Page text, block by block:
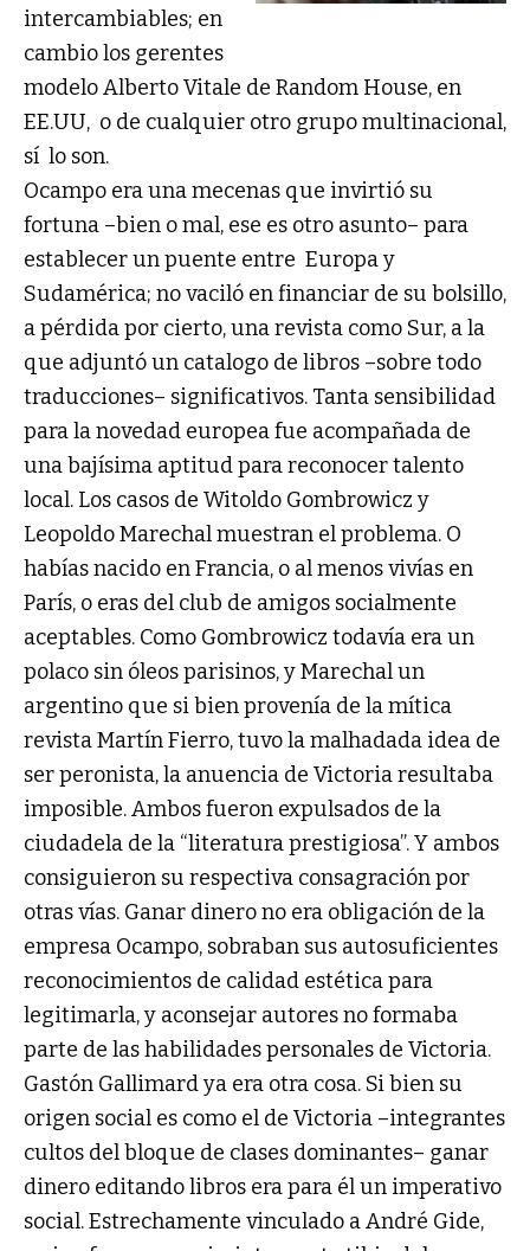
intercambiables; en
cambio los gerentes
modelo Alberto Vitale de Random House, en
EE.UU, o de cualquier otro grupo multinacional,
sí lo son.
Ocampo era una mecenas que invirtió su
fortuna –bien o mal, ese es otro asunto– para
establecer un puente entre Europa y
Sudamérica; no vaciló en financiar de su bolsillo,
a pérdida por cierto, una revista como Sur, a la
que adjuntó un catalogo de libros –sobre todo
traducciones– significativos. Tanta sensibilidad
para la novedad europea fue acompañada de
una bajísima aptitud para reconocer talento
local. Los casos de Witoldo Gombrowicz y
Leopoldo Marechal muestran el problema. O
habías nacido en Francia, o al menos vivías en
París, o eras del club de amigos socialmente
aceptables. Como Gombrowicz todavía era un
polaco sin óleos parisinos, y Marechal un
argentino que si bien provenía de la mítica
revista Martín Fierro, tuvo la malhadada idea de
ser peronista, la anuencia de Victoria resultaba
imposible. Ambos fueron expulsados de la
ciudadela de la “literatura prestigiosa”. Y ambos
consiguieron su respectiva consagración por
otras vías. Ganar dinero no era obligación de la
empresa Ocampo, sobraban sus autosuficientes
reconocimientos de calidad estética para
legitimarla, y aconsejar autores no formaba
parte de las habilidades personales de Victoria.
Gastón Gallimard ya era otra cosa. Si bien su
origen social es como el de Victoria –integrantes
cultos del bloque de clases dominantes– ganar
dinero editando libros era para él un imperativo
social. Estrechamente vinculado a André Gide,